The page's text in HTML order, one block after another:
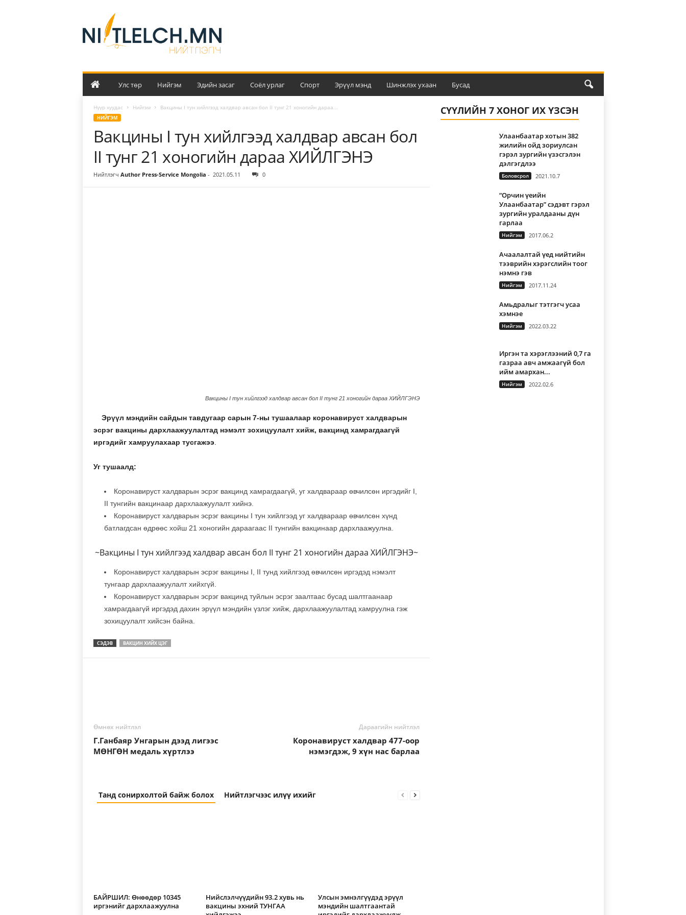
й
т
л
Улс төр Нийгэм Эдийн засаг Соёл урлаг Спорт Эрүүл мэнд Шинжлэх ухаан Бусад
Нүүр хуудас Нийгэм Вакцины I тун хийлгээд халдвар авсан бол II тунг 21 хоногийн дараа...
НИЙГЭМ
Вакцины I тун хийлгээд халдвар авсан бол
II тунг 21 хоногийн дараа ХИЙЛГЭНЭ
Нийтлэгч Author Press-Service Mongolia - 2021.05.11 0
Вакцины I тун хийлгээд халдвар авсан бол II тунг 21 хоногийн дараа ХИЙЛГЭНЭ
Эрүүл мэндийн сайдын тавдугаар сарын 7-ны тушаалаар коронавируст халдварын
эсрэг вакцины дархлаажуулалтад нэмэлт зохицуулалт хийж, вакцинд хамрагдаагүй
иргэдийг хамруулахаар тусгажээ.
Уг тушаалд:
Коронавируст халдварын эсрэг вакцинд хамрагдаагүй, уг халдвараар өвчилсөн иргэдийг I,
II тунгийн вакцинаар дархлаажуулалт хийнэ.
Коронавируст халдварын эсрэг вакцины I тун хийлгээд уг халдвараар өвчилсөн хүнд
батлагдсан өдрөөс хойш 21 хоногийн дараагаас II тунгийн вакцинаар дархлаажуулна.
~Вакцины I тун хийлгээд халдвар авсан бол II тунг 21 хоногийн дараа ХИЙЛГЭНЭ~
Коронавируст халдварын эсрэг вакцины I, II тунд хийлгээд өвчилсөн иргэдэд нэмэлт
тунгаар дархлаажуулалт хийхгүй.
Коронавируст халдварын эсрэг вакцинд туйлын эсрэг заалтаас бусад шалтгаанаар
хамрагдаагүй иргэдэд дахин эрүүл мэндийн үзлэг хийж, дархлаажуулалтад хамруулна гэж
зохицуулалт хийсэн байна.
СЭДЭВ ВАКЦИН ХИЙХ ЦЭГ
Өмнөх нийтлэл
Г.Ганбаяр Унгарын дээд лигээс
МӨНГӨН медаль хүртлээ
Дараагийн нийтлэл
Коронавируст халдвар 477-оор
нэмэгдэж, 9 хүн нас барлаа
Танд сонирхолтой байж болох Нийтлэгчээс илүү ихийг
БАЙРШИЛ: Өнөөдөр 10345
иргэнийг дархлаажуулна
Нийслэлчүүдийн 93.2 хувь нь
вакцины эхний ТУНГАА
Улсын эмнэлгүүдэд эрүүл
мэндийн шалтгаантай
СҮҮЛИЙН 7 ХОНОГ ИХ ҮЗСЭН
Улаанбаатар хотын 382
жилийн ойд зориулсан
гэрэл зургийн үзэсгэлэн
дэлгэгдлээ
Боловсрол 2021.10.7
“Орчин үеийн
Улаанбаатар” сэдэвт гэрэл
зургийн уралдааны дүн
гарлаа
Нийгэм 2017.06.2
Ачаалалтай үед нийтийн
тээврийн хэрэгслийн тоог
нэмнэ гэв
Нийгэм 2017.11.24
Амьдралыг тэтгэгч усаа
хэмнэе
Нийгэм 2022.03.22
Иргэн та хэрэглээний 0,7 га
газраа авч амжаагүй бол
ийм амархан...
Нийгэм 2022.02.6